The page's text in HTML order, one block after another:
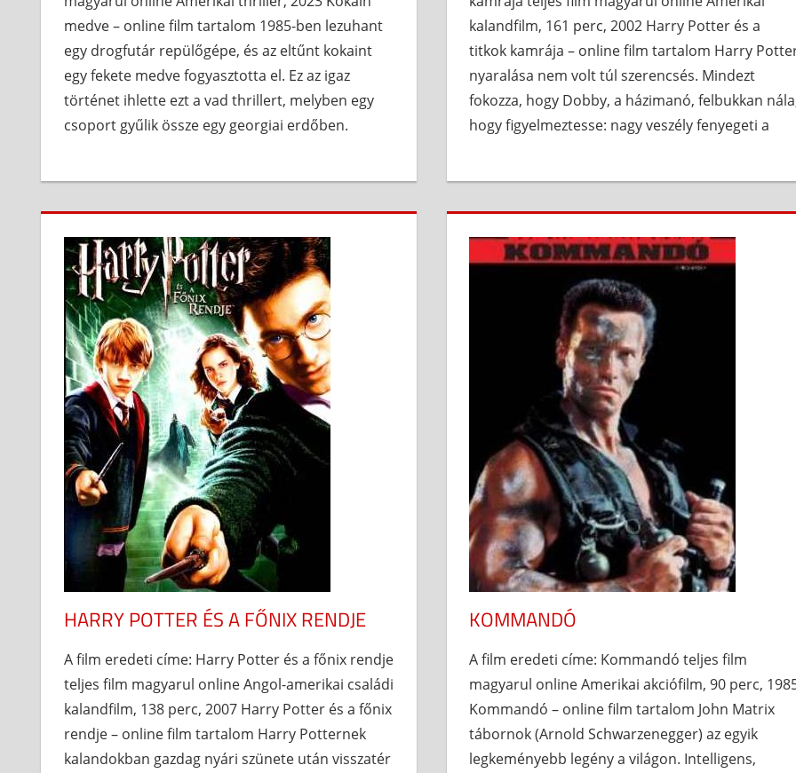
medve – online film tartalom 1985-ben lezuhant
egy drogfutár repülőgépe, és az eltűnt kokaint
egy fekete medve fogyasztotta el. Ez az igaz
történet ihlette ezt a vad thrillert, melyben egy
csoport gyűlik össze egy georgiai erdőben.
kalandfilm, 161 perc, 2002 Harry Potter és a
titkok kamrája – online film tartalom Harry
nyaralása nem volt túl szerencsés. Mindezt
fokozza, hogy Dobby, a házimanó, felbukkan
hogy figyelmeztesse: nagy veszély fenyegeti a
HARRY POTTER ÉS A FŐNIX RENDJE
A film eredeti címe: Harry Potter és a főnix rendje
teljes film magyarul online Angol-amerikai családi
kalandfilm, 138 perc, 2007 Harry Potter és a főnix
rendje – online film tartalom Harry Potternek
kalandokban gazdag nyári szünete után visszatér
KOMMANDÓ
A film eredeti címe: Kommandó teljes film
magyarul online Amerikai akciófilm, 90 perc,
Kommandó – online film tartalom John Matrix
tábornok (Arnold Schwarzenegger) az egyik
legkeményebb legény a világon. Intelligens,